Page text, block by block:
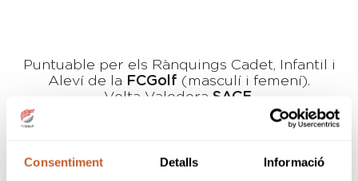
Consentiment Detalls Informació
Puntuable per els Rànquings Cadet, Infantil i
Aleví de la FCGolf (masculí i femení).
Volta Valedora SACE
MASCULÍ : Rec.HILLS / RUINS